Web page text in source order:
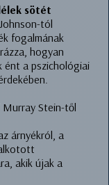
sötét
tól
fogalmának
hogyan
ént a pszichológiai
Murray Stein-től
árnyékról, a
akik újak a